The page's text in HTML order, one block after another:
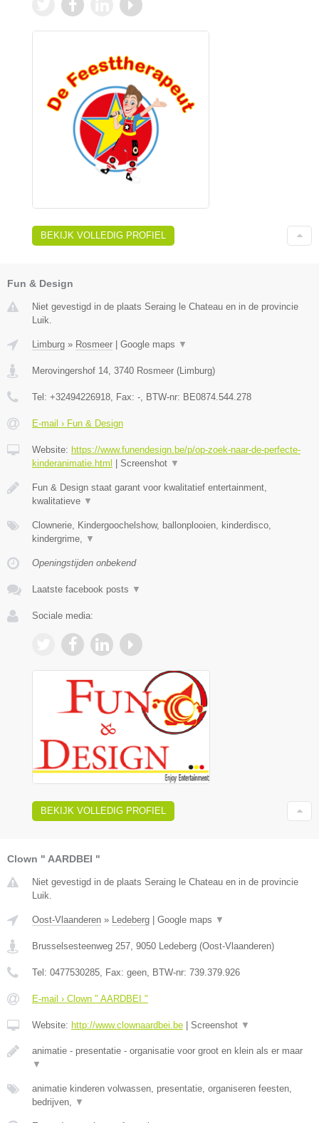
BEKIJK VOLLEDIG PROFIEL
Fun & Design
Niet gevestigd in de plaats Seraing le Chateau en in de provincie
Luik.
Limburg » Rosmeer | Google maps ▼
Merovingershof 14 3740 Rosmeer (Limburg)
Tel: +32494226918 , Fax: - , BTW-nr: BE0874.544.278
E-mail › Fun & Design
Website: https://www.funendesign.be/p/op-zoek-naar-de-perfecte-
kinderanimatie.html | Screenshot ▼
Fun & Design staat garant voor kwalitatief entertainment,
kwalitatieve ▼
Clownerie, Kindergoochelshow, ballonplooien, kinderdisco,
kindergrime,
▼
Openingstijden onbekend
Laatste facebook posts ▼
Sociale media:
BEKIJK VOLLEDIG PROFIEL
Clown " AARDBEI "
Niet gevestigd in de plaats Seraing le Chateau en in de provincie
Luik.
Oost-Vlaanderen » Ledeberg Google maps ▼
Brusselsesteenweg 257, 9050 Ledeberg (Oost-Vlaanderen)
Tel: 0477530285, Fax: geen, BTW-nr: 739.379.926
E-mail › Clown " AARDBEI "
Website: http://www.clownaardbei.be Screenshot ▼
animatie - presentatie - organisatie voor groot en klein als er maar
▼
animatie kinderen volwassen, presentatie, organiseren feesten,
bedrijven, ▼